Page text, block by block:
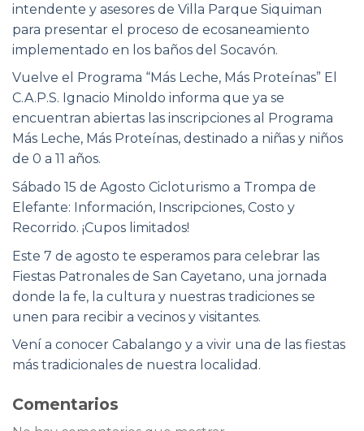
intendente y asesores de Villa Parque Siquiman
para presentar el proceso de ecosaneamiento
implementado en los baños del Socavón.
Vuelve el Programa “Más Leche, Más Proteínas” El
C.A.P.S. Ignacio Minoldo informa que ya se
encuentran abiertas las inscripciones al Programa
Más Leche, Más Proteínas, destinado a niñas y niños
de 0 a 11 años.
Sábado 15 de Agosto Cicloturismo a Trompa de
Elefante: Información, Inscripciones, Costo y
Recorrido. ¡Cupos limitados!
Este 7 de agosto te esperamos para celebrar las
Fiestas Patronales de San Cayetano, una jornada
donde la fe, la cultura y nuestras tradiciones se
unen para recibir a vecinos y visitantes.
Vení a conocer Cabalango y a vivir una de las fiestas
más tradicionales de nuestra localidad.
Comentarios